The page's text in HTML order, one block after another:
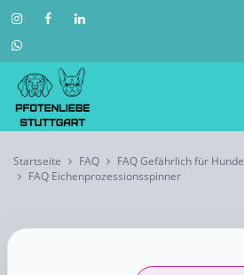
Startseite FAQ
FAQ Gefährlich für Hunde
FAQ Eichenprozessionsspinner